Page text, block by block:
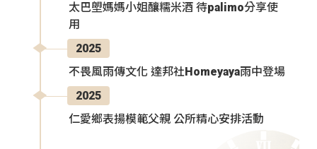
太巴塱媽媽小姐釀糯米酒 待palimo分享使
用
2025
不畏風雨傳文化 達邦社Homeyaya雨中登場
2025
仁愛鄉表揚模範父親 公所精心安排活動